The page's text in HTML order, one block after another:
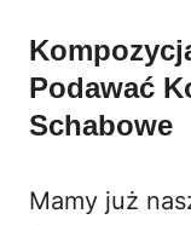
Podawać
Schabowe
Mamy już